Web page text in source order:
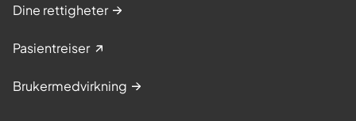
Dine rettigheter
Pasientreiser
Brukermedvirkning